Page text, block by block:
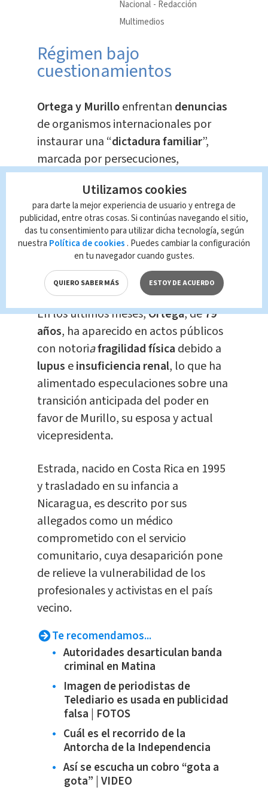
Nacional
Redacción
Multimedios
Régimen bajo
cuestionamientos
Ortega y Murilloenfrentan denuncias
de organismos internacionales por
instaurar una “dictadura familiar”,
marcada por persecuciones,
detenciones arbitrarias y censura.
Desde las protestas sociales de 2018,
en las quemurieronmás de 300
personas según la ONU, el gobierno
ha intensificado su represión contra
líderes opositores, periodistas y
activistas.
En los últimos meses,Ortega, de79
años, ha aparecido en actos públicos
con notoriafragilidad física debido a
lupus einsuficiencia renal, lo que ha
alimentado especulaciones sobre una
transición anticipada del poder en
favor de Murillo, su esposa y actual
vicepresidenta.
Estrada, nacido en Costa Rica en 1995
y trasladado en su infancia a
Nicaragua, es descrito por sus
allegados como un médico
comprometido con el servicio
comunitario, cuya desaparición pone
de relieve la vulnerabilidad de los
profesionales y activistas en el país
vecino.
Te recomendamos...
Autoridades desarticulan banda
criminal en Matina
Imagen de periodistas de
Telediario es usada en publicidad
falsa | FOTOS
Cuál es el recorrido de la
Antorcha de la Independencia
Así se escucha un cobro “gota a
gota” | VIDEO
Utilizamos cookies
para darte la mejor experiencia de usuario y entrega de
publicidad, entre otras cosas. Si continúas navegando el sitio,
das tu consentimiento para utilizar dicha tecnología, según
nuestra Política de cookies . Puedes cambiar la configuración
en tu navegador cuando gustes.
QUIERO SABER MÁS ESTOY DE ACUERDO